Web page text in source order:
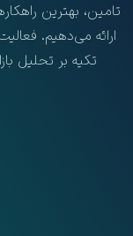
تامین، بهترین
ارائه می‌دهیم.
تکیه بر تحلیل